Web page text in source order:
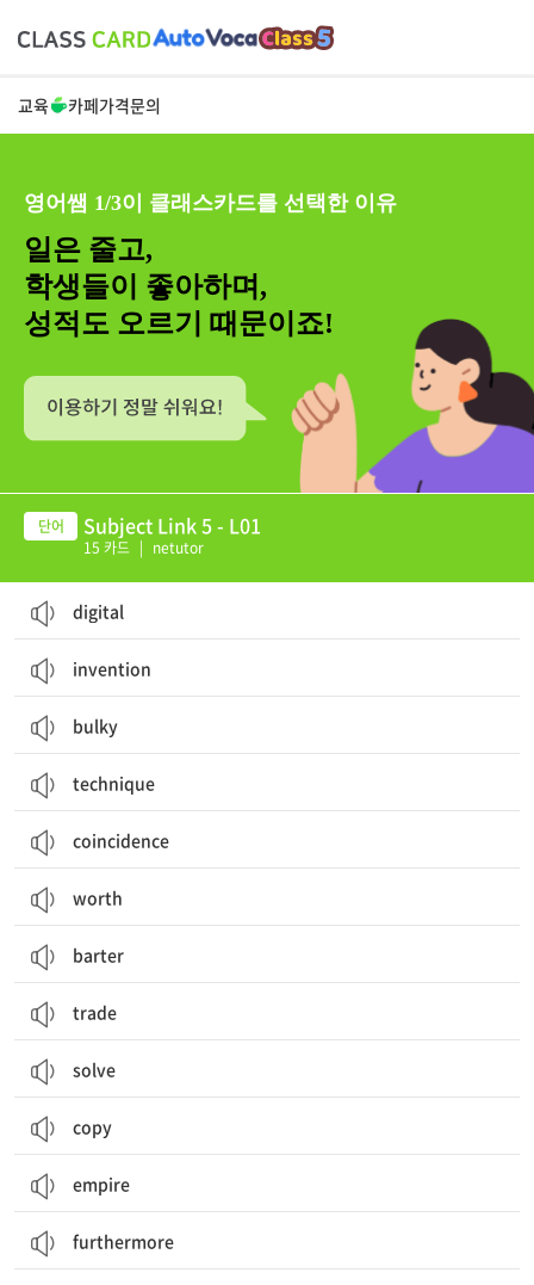
교육 카페가격문의
영어쌤 1/3이 클래스카드를 선택한 이유
일은 줄고,
학생들이 좋아하며,
성적도 오르기 때문이죠!
Subject Link 5 - L01
15 카드 | netutor
digital
invention
bulky
technique
coincidence
worth
barter
trade
solve
copy
empire
furthermore